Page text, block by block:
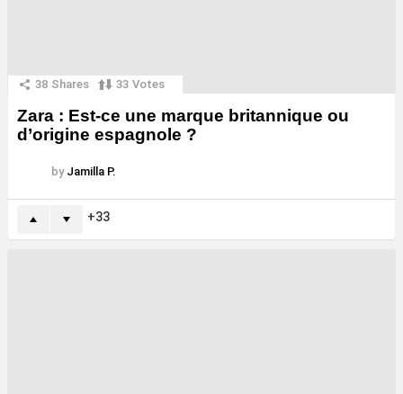
38 Shares 33 Votes
Zara : Est-ce une marque britannique ou
d’origine espagnole ?
by Jamilla P.
33